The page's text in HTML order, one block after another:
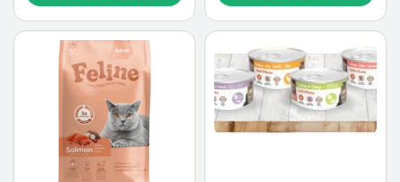
Prijsklasse:
Dit
product
heeft
meerdere
variaties.
Deze
optie
kan
product
heeft
meerdere
variaties.
Deze